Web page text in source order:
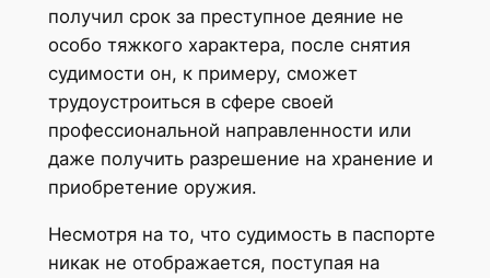
получил срок за преступное деяние не
особо тяжкого характера, после снятия
судимости он, к примеру, сможет
трудоустроиться в сфере своей
профессиональной направленности или
даже получить разрешение на хранение и
приобретение оружия.
Несмотря на то, что судимость в паспорте
никак не отображается, поступая на